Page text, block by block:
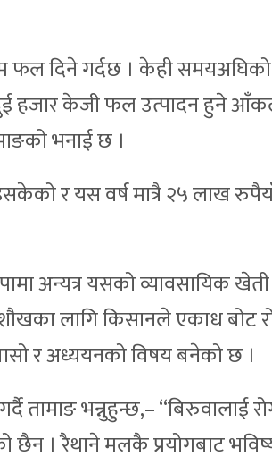
फल दिने गर्दछ । केही
दुई हजार केजी फल उत्पादन हुने
भनाई छ ।
र यस वर्ष मात्रै २५ लाख
अन्यत्र यसको व्यावसायिक
लागि किसानले एकाध बोट
र अध्ययनको विषय बनेको छ ।
तामाङ भन्नुहुन्छ,– “बिरुवालाई
छैन । रैथाने मलकै प्रयोगबाट